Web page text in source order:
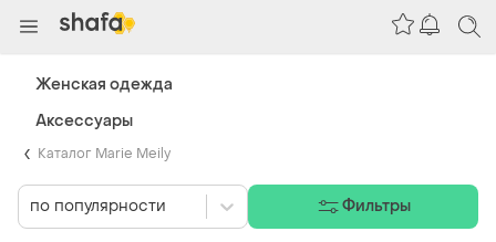
Каталог Marie Meily
по популярности Фильтры
Женская одежда
Аксессуары